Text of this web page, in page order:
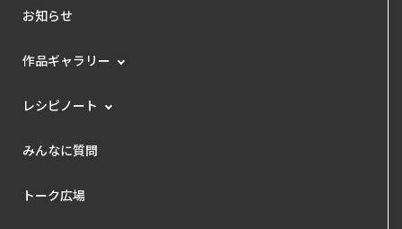
お知らせ
作品ギャラリー
レシピノート
みんなに質問
トーク広場